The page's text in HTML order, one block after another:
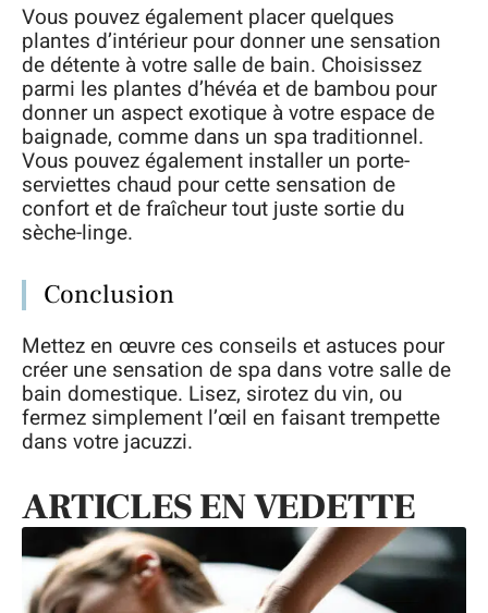
Vous pouvez également placer quelques
plantes d’intérieur pour donner une sensation
de détente à votre salle de bain. Choisissez
parmi les plantes d’hévéa et de bambou pour
donner un aspect exotique à votre espace de
baignade, comme dans un spa traditionnel.
Vous pouvez également installer un porte-
serviettes chaud pour cette sensation de
confort et de fraîcheur tout juste sortie du
sèche-linge.
Conclusion
Mettez en œuvre ces conseils et astuces pour
créer une sensation de spa dans votre salle de
bain domestique. Lisez, sirotez du vin, ou
fermez simplement l’œil en faisant trempette
dans votre jacuzzi.
ARTICLES EN VEDETTE